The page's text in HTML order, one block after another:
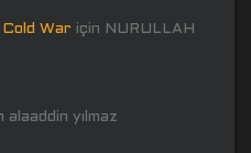
War için NURULLAH
alaaddin yılmaz